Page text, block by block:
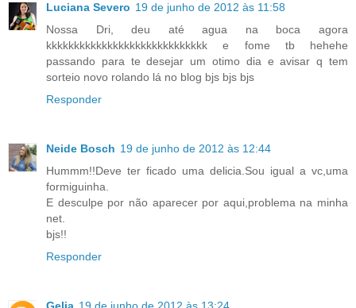
Luciana Severo 19 de junho de 2012 às 11:58
Nossa Dri, deu até agua na boca agora
kkkkkkkkkkkkkkkkkkkkkkkkkkkkk e fome tb hehehe
passando para te desejar um otimo dia e avisar q tem
sorteio novo rolando lá no blog bjs bjs bjs
Responder
Neide Bosch 19 de junho de 2012 às 12:44
Hummm!!Deve ter ficado uma delicia.Sou igual a vc,uma
formiguinha.
E desculpe por não aparecer por aqui,problema na minha
net.
bjs!!
Responder